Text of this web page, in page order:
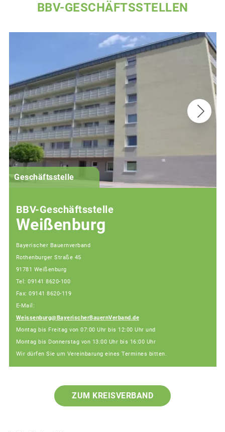
BBV-GESCHÄFTSSTELLEN
Geschäftsstelle
BBV-Geschäftsstelle
Weißenburg
Bayerischer Bauernverband
Rothenburger Straße 45
91781 Weißenburg
Tel: 09141 8620-100
Fax: 09141 8620-119
E-Mail:
Weissenburg@BayerischerBauernVerband.de
Montag bis Freitag von 07:00 Uhr bis 12:00 Uhr und
Montag bis Donnerstag von 13:00 Uhr bis 16:00 Uhr
Wir dürfen Sie um Vereinbarung eines Termines bitten.
ZUM KREISVERBAND